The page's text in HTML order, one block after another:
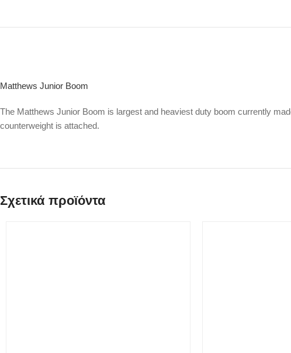
Matthews Junior Boom
The Matthews Junior Boom is largest and heaviest duty boom currently
counterweight is attached.
Σχετικά προϊόντα